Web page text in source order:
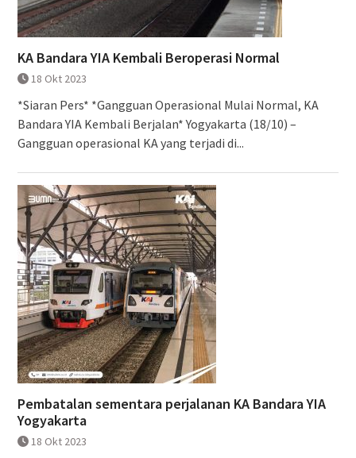
KA Bandara YIA Kembali Beroperasi Normal
18 Okt 2023
*Siaran Pers* *Gangguan Operasional Mulai Normal, KA
Bandara YIA Kembali Berjalan* Yogyakarta (18/10) –
Gangguan operasional KA yang terjadi di...
Pembatalan sementara perjalanan KA Bandara YIA
Yogyakarta
18 Okt 2023